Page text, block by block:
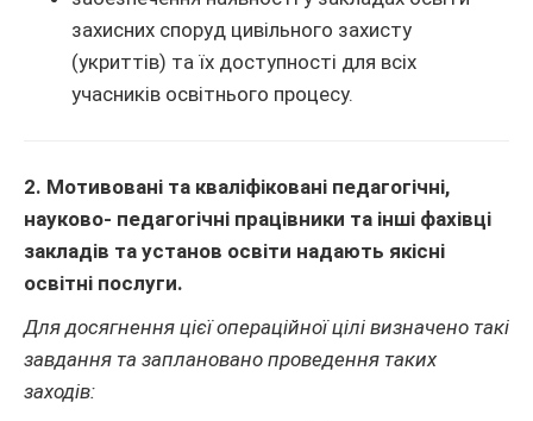
захисних споруд цивільного захисту
(укриттів) та їх доступності для всіх
учасників освітнього процесу.
2. Мотивовані та кваліфіковані педагогічні,
науково- педагогічні працівники та інші фахівці
закладів та установ освіти надають якісні
освітні послуги.
Для досягнення цієї операційної цілі визначено такі
завдання та заплановано проведення таких
заходів: